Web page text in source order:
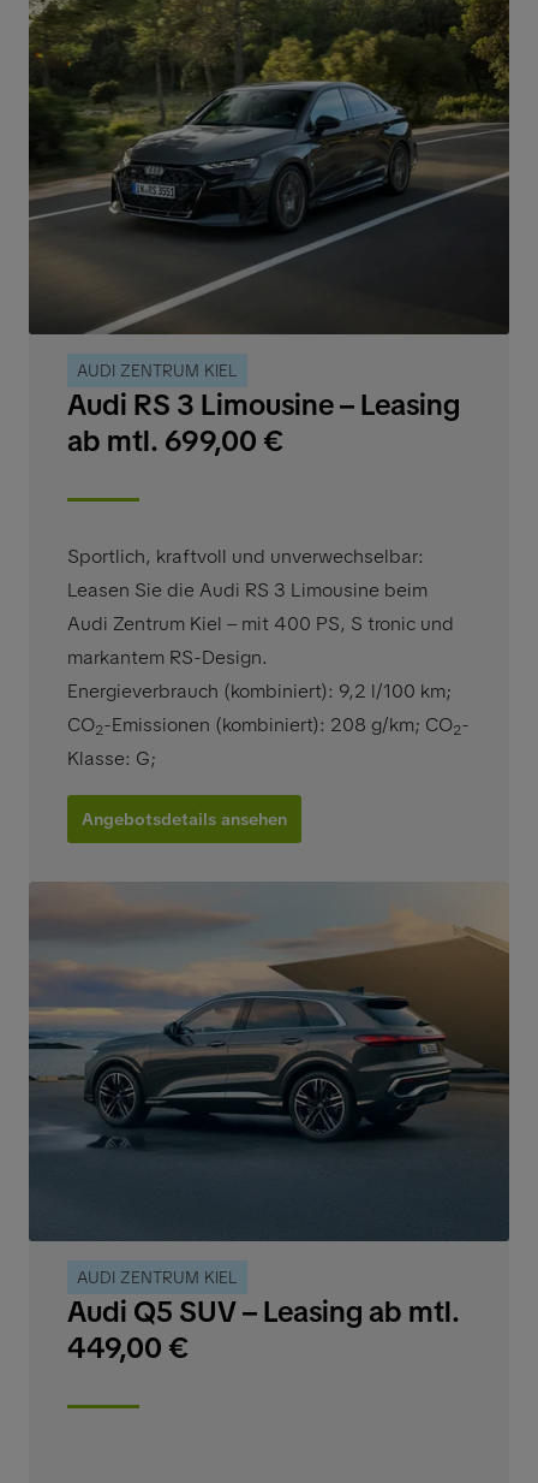
AUDI ZENTRUM KIEL
Audi RS 3 Limousine – Leasing
ab mtl. 699,00 €
Sportlich, kraftvoll und unverwechselbar:
Leasen Sie die Audi RS 3 Limousine beim
Audi Zentrum Kiel – mit 400 PS, S tronic und
markantem RS-Design.
Energieverbrauch (kombiniert): 9,2 l/100 km;
CO2-Emissionen (kombiniert): 208 g/km; CO2-
Klasse: G;
Angebotsdetails ansehen
AUDI ZENTRUM KIEL
Audi Q5 SUV – Leasing ab mtl.
449,00 €